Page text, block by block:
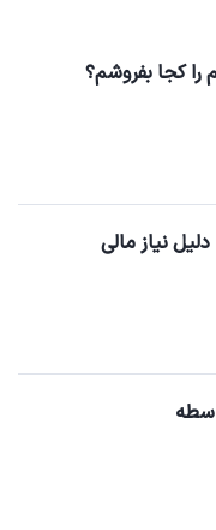
را کجا بفروشم؟
نیاز مالی